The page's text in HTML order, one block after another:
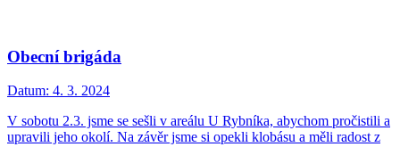
Obecní brigáda
Datum: 4. 3. 2024
V sobotu 2.3. jsme se sešli v areálu U Rybníka, abychom pročistili a
upravili jeho okolí. Na závěr jsme si opekli klobásu a měli radost z